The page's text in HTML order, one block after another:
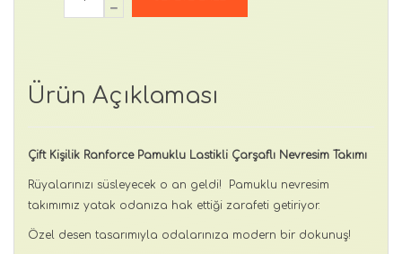
Ürün Açıklaması
Çift Kişilik Ranforce Pamuklu Lastikli Çarşaflı Nevresim Takımı
Rüyalarınızı süsleyecek o an geldi! Pamuklu nevresim
takımımız yatak odanıza hak ettiği zarafeti getiriyor.
Özel desen tasarımıyla odalarınıza modern bir dokunuş!